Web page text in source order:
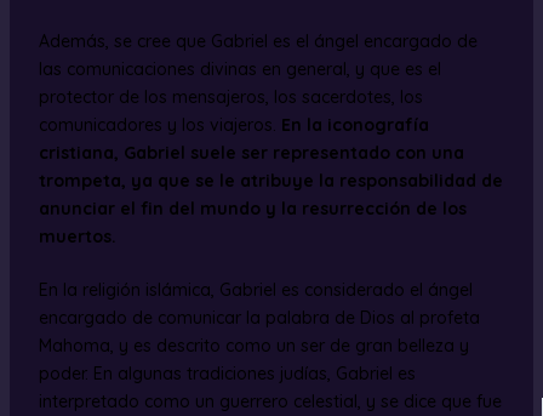
Además, se cree que Gabriel es el ángel encargado de
las comunicaciones divinas en general, y que es el
protector de los mensajeros, los sacerdotes, los
comunicadores y los viajeros. En la iconografía
cristiana, Gabriel suele ser representado con una
trompeta, ya que se le atribuye la responsabilidad de
anunciar el fin del mundo y la resurrección de los
muertos.
En la religión islámica, Gabriel es considerado el ángel
encargado de comunicar la palabra de Dios al profeta
Mahoma, y es descrito como un ser de gran belleza y
poder. En algunas tradiciones judías, Gabriel es
interpretado como un guerrero celestial, y se dice que fue